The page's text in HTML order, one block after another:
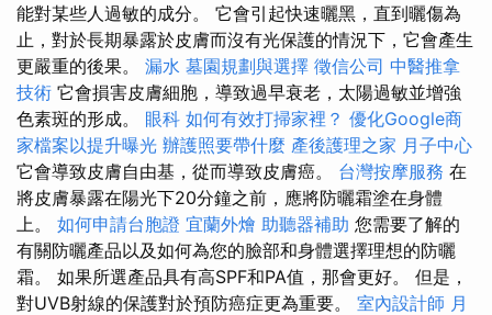
能對某些人過敏的成分。 它會引起快速曬黑，直到曬傷為
止，對於長期暴露於皮膚而沒有光保護的情況下，它會產生
更嚴重的後果。 漏水 墓園規劃與選擇 徵信公司 中醫推拿
技術 它會損害皮膚細胞，導致過早衰老，太陽過敏並增強
色素斑的形成。 眼科 如何有效打掃家裡？ 優化Google商
家檔案以提升曝光 辦護照要帶什麼 產後護理之家 月子中心
它會導致皮膚自由基，從而導致皮膚癌。 台灣按摩服務 在
將皮膚暴露在陽光下20分鐘之前，應將防曬霜塗在身體
上。 如何申請台胞證 宜蘭外燴 助聽器補助 您需要了解的
有關防曬產品以及如何為您的臉部和身體選擇理想的防曬
霜。 如果所選產品具有高SPF和PA值，那會更好。 但是，
對UVB射線的保護對於預防癌症更為重要。 室內設計師 月